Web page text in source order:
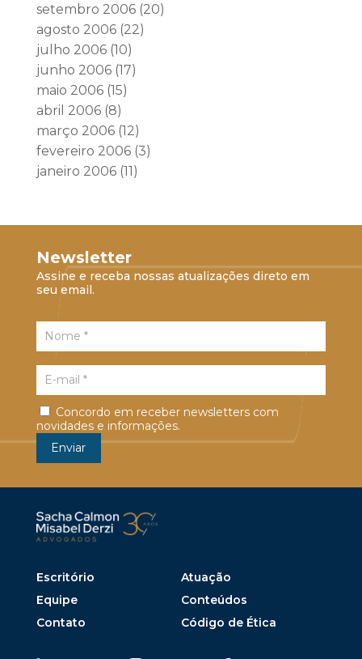
setembro 2006(20)
agosto 2006(22)
julho 2006(10)
junho 2006(17)
maio 2006(15)
abril 2006(8)
março 2006(12)
fevereiro 2006(3)
janeiro 2006(11)
Newsletter
Assine e receba nossas atualizações direto em
seu email.
Concordo em receber newsletters com
novidades e informações.
Escritório
Atuação
Equipe
Conteúdos
Contato
Código de Ética